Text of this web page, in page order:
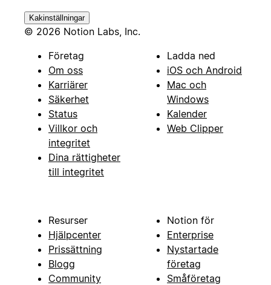
Kakinställningar
© 2026 Notion Labs, Inc.
Företag
Om oss
Karriärer
Säkerhet
Status
Villkor och
integritet
Dina rättigheter
till integritet
Ladda ned
iOS och Android
Mac och
Windows
Kalender
Web Clipper
Resurser
Hjälpcenter
Prissättning
Blogg
Community
Notion för
Enterprise
Nystartade
företag
Småföretag